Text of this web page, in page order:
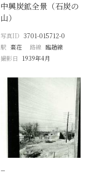
中興炭鉱全景（石炭の
山）
写真ID 3701-015712-0
駅 棗荘 路線 臨趙線
撮影日
1939年4月
−